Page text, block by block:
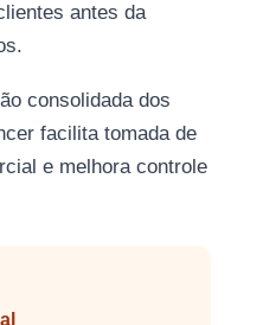
antes da
consolidada dos
facilita tomada de
e melhora controle